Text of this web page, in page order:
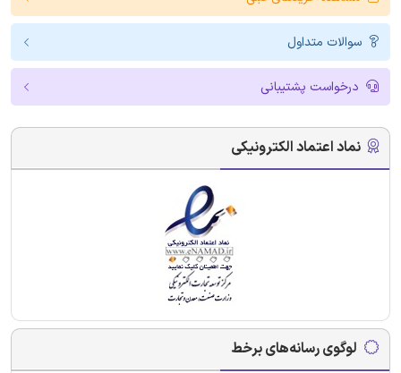
سوالات متداول
درخواست پشتیبانی
نماد اعتماد الکترونیکی
لوگوی رسانه‌های برخط